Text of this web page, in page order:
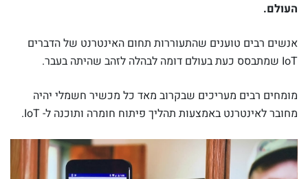
העולם.
אנשים רבים טוענים שהתעוררות תחום האינטרנט של הדברים
IoT שמתבסס כעת בעולם דומה לבהלה לזהב שהיתה בעבר.
מומחים רבים מעריכים שבקרוב מאד כל מכשיר חשמלי יהיה
מחובר לאינטרנט באמצעות תהליך פיתוח חומרה ותוכנה ל- IoT.